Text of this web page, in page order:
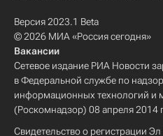
Версия 2023.1 Beta
© 2026 МИА «Россия сегодня»
Вакансии
Сетевое издание РИА Новости
в Федеральной службе по
информационных технологий и
(Роскомнадзор) 08 апреля 2014
Свидетельство о регистрации